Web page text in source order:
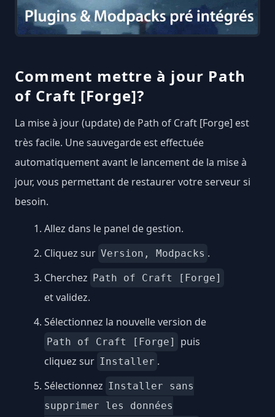
Comment mettre à jour Path
of Craft [Forge]?
La mise à jour (update) de Path of Craft [Forge] est
très facile. Une sauvegarde est effectuée
automatiquement avant le lancement de la mise à
jour, vous permettant de restaurer votre serveur si
besoin.
Allez dans le panel de gestion.
Cliquez sur Version, Modpacks .
Cherchez Path of Craft [Forge]
et validez.
Sélectionnez la nouvelle version de
Path of Craft [Forge]
puis
cliquez sur Installer .
Sélectionnez Installer sans
supprimer les données